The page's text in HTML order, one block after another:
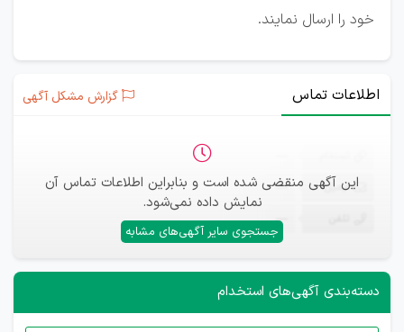
خود را ارسال نمایند.
اطلاعات تماس گزارش مشکل آگهی
این آگهی منقضی شده است و بنابراین اطلاعات تماس آن
نمایش داده نمی‌شود.
جستجوی سایر آگهی‌های مشابه
ایمیل —
—
دسته‌بندی آگهی‌های استخدام